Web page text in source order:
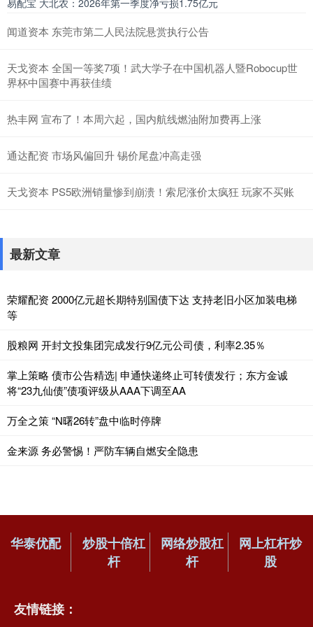
易配宝 大北农：2026年第一季度净亏损1.75亿元
闻道资本 东莞市第二人民法院悬赏执行公告
天戈资本 全国一等奖7项！武大学子在中国机器人暨Robocup世
界杯中国赛中再获佳绩
热丰网 宣布了！本周六起，国内航线燃油附加费再上涨
通达配资 市场风偏回升 锡价尾盘冲高走强
天戈资本 PS5欧洲销量惨到崩溃！索尼涨价太疯狂 玩家不买账
最新文章
荣耀配资 2000亿元超长期特别国债下达 支持老旧小区加装电梯
等
股粮网 开封文投集团完成发行9亿元公司债，利率2.35％
掌上策略 债市公告精选| 申通快递终止可转债发行；东方金诚
将“23九仙债”债项评级从AAA下调至AA
万全之策 “N曙26转”盘中临时停牌
金来源 务必警惕！严防车辆自燃安全隐患
华泰优配
炒股十倍杠
杆
网络炒股杠
杆
网上杠杆炒
股
友情链接：